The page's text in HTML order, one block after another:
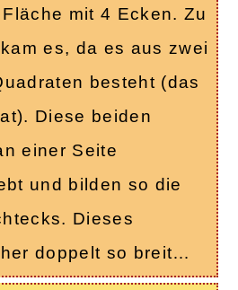
mit 4 Ecken. Zu
es, da es aus zwei
besteht (das
Diese beiden
einer Seite
und bilden so die
Dieses
doppelt so breit…